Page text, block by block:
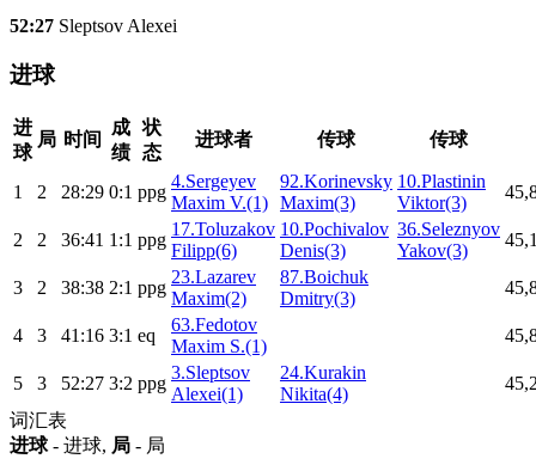
52:27 Sleptsov Alexei
进球
进
球
局 时间
成
绩
状
态
进球者 传球 传球
1 2 28:29 0:1 ppg
4.Sergeyev
Maxim V.(1)
92.Korinevsky
Maxim(3)
10.Plastinin
Viktor(3)
2 2 36:41 1:1 ppg
17.Toluzakov
Filipp(6)
10.Pochivalov
Denis(3)
36.Seleznyov
Yakov(3)
3 2 38:38 2:1 ppg
23.Lazarev
Maxim(2)
87.Boichuk
Dmitry(3)
4 3 41:16 3:1 eq
63.Fedotov
Maxim S.(1)
5 3 52:27 3:2 ppg
3.Sleptsov
Alexei(1)
24.Kurakin
Nikita(4)
词汇表
进球- 进球, 局 - 局